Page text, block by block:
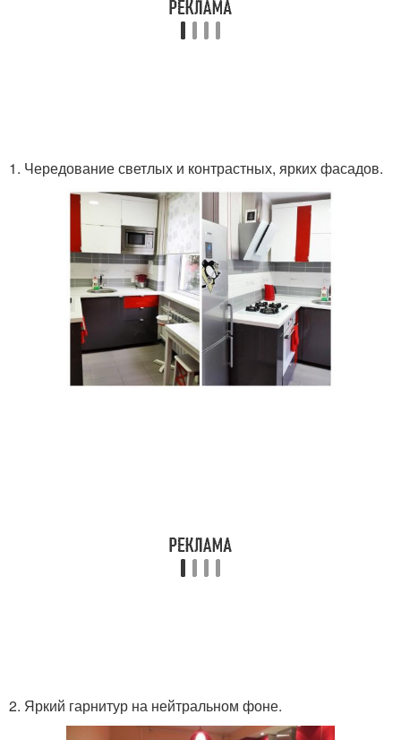
1. Чередование светлых и контрастных, ярких фасадов.
2. Яркий гарнитур на нейтральном фоне.